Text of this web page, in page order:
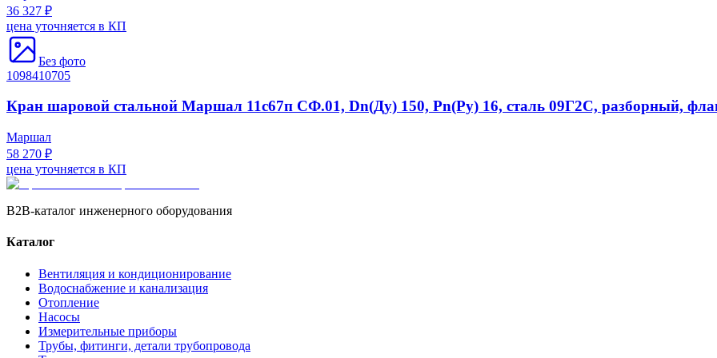
36 327 ₽
цена уточняется в КП
Без фото
1098410705
Кран шаровой стальной Маршал 11с67п СФ.01, Dn(Ду) 150, Рn(Ру) 16, сталь 09Г2С, разборный,
Маршал
58 270 ₽
цена уточняется в КП
B2B-каталог инженерного оборудования
Каталог
Вентиляция и кондиционирование
Водоснабжение и канализация
Отопление
Насосы
Измерительные приборы
Трубы, фитинги, детали трубопровода